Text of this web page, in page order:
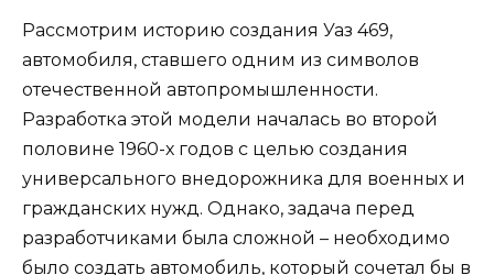
Рассмотрим историю создания Уаз 469,
автомобиля, ставшего одним из символов
отечественной автопромышленности.
Разработка этой модели началась во второй
половине 1960-х годов с целью создания
универсального внедорожника для военных и
гражданских нужд. Однако, задача перед
разработчиками была сложной – необходимо
было создать автомобиль, который сочетал бы в